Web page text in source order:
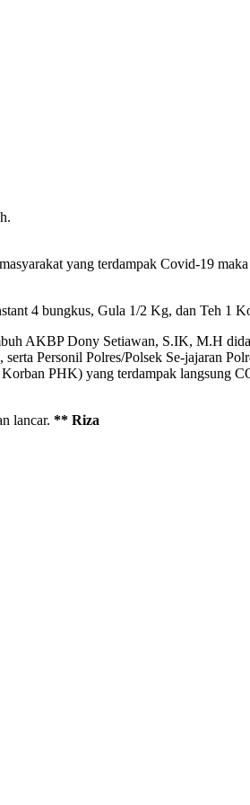
yang terdampak Covid-19
4 bungkus, Gula 1/2 Kg, dan Teh 1
AKBP Dony Setiawan, S.IK, M.H
Personil Polres/Polsek Se-jajaran
PHK) yang terdampak langsung
lancar. ** Riza